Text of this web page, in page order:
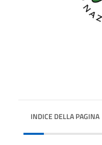
INDICE DELLA PAGINA